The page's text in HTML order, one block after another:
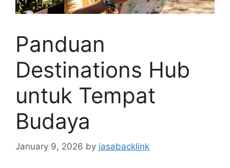
Panduan
Destinations Hub
untuk Tempat
Budaya
January 9, 2026 by jasabacklink